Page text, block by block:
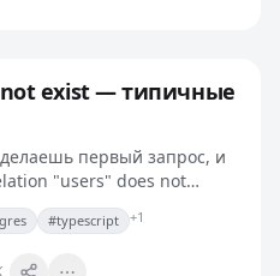
not exist — типичные
первый запрос, и
"users" does not
компиляционных
типы есть, IDE…
#typescript +1